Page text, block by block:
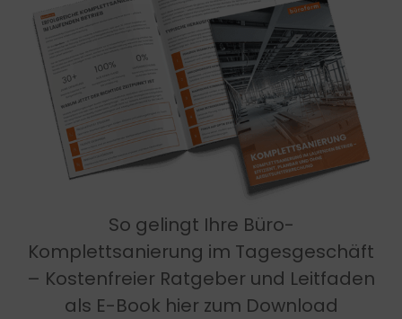
So gelingt Ihre Büro-
Komplettsanierung im Tagesgeschäft
– Kostenfreier Ratgeber und Leitfaden
als E-Book hier zum Download